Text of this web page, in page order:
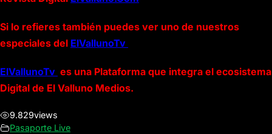
Si lo refieres también puedes ver uno de nuestros
especiales del ElVallunoTv
ElVallunoTv es una Plataforma que integra el ecosistema
Digital de El Valluno Medios.
9.829views
Pasaporte Live